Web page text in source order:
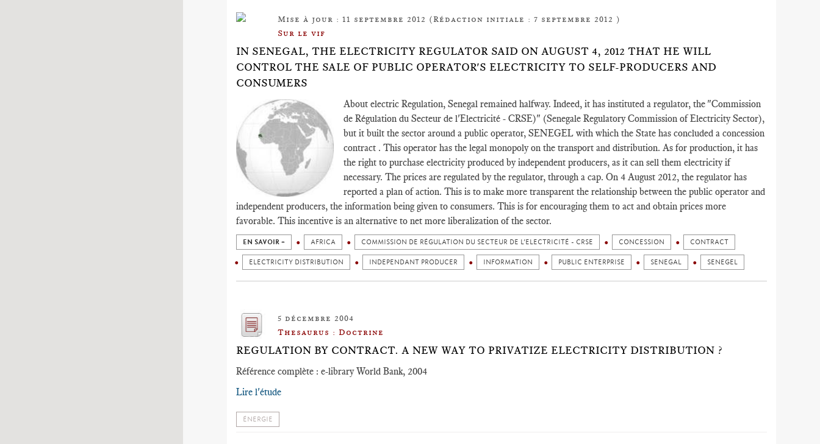
Mise à jour : 11 septembre 2012 (Rédaction initiale : 7 septembre 2012 )
Sur le vif
IN SENEGAL, THE ELECTRICITY REGULATOR SAID ON AUGUST 4, 2012 THAT HE WILL
CONTROL THE SALE OF PUBLIC OPERATOR'S ELECTRICITY TO SELF-PRODUCERS AND
CONSUMERS
About electric Regulation, Senegal remained halfway. Indeed, it has instituted a regulator, the "Commission
de Régulation du Secteur de l'Electricité - CRSE)" (Senegale Regulatory Commission of Electricity Sector),
but it built the sector around a public operator, SENEGEL with which the State has concluded a concession
contract . This operator has the legal monopoly on the transport and distribution. As for production, it has
the right to purchase electricity produced by independent producers, as it can sell them electricity if
necessary. The prices are regulated by the regulator, through a cap. On 4 August 2012, the regulator has
reported a plan of action. This is to make more transparent the relationship between the public operator and
independent producers, the information being given to consumers. This is for encouraging them to act and obtain prices more
favorable. This incentive is an alternative to net more liberalization of the sector.
EN SAVOIR + AFRICA COMMISSION DE RÉGULATION DU SECTEUR DE L’ELECTRICITÉ - CRSE CONCESSION CONTRACT
ELECTRICITY DISTRIBUTION INDEPENDANT PRODUCER INFORMATION PUBLIC ENTERPRISE SENEGAL SENEGEL
5 décembre 2004
Thesaurus : Doctrine
REGULATION BY CONTRACT. A NEW WAY TO PRIVATIZE ELECTRICITY DISTRIBUTION ?
Référence complète : e-library World Bank, 2004
Lire l'étude
ÉNERGIE